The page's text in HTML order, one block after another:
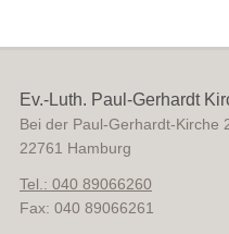
Ev.-Luth. Paul-Gerhardt
Bei der Paul-Gerhardt-Kirche
22761 Hamburg
Tel.: 040 89066260
Fax: 040 89066261